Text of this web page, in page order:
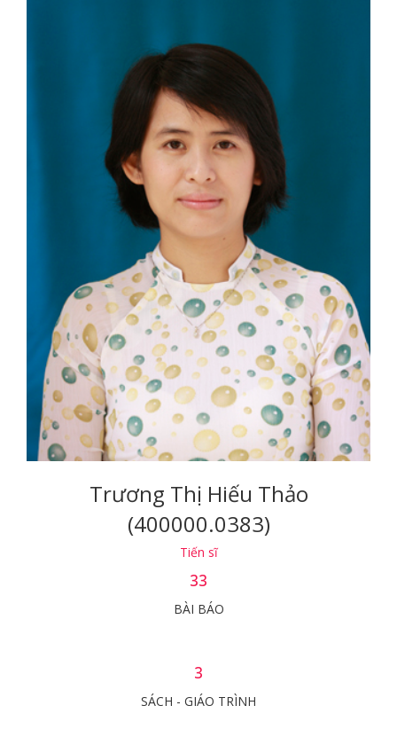
Trương Thị Hiếu Thảo
(400000.0383)
Tiến sĩ
33
BÀI BÁO
3
SÁCH - GIÁO TRÌNH